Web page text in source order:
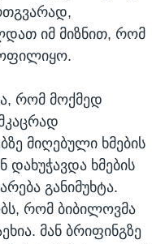
იმ მიზნით, რომ
რომ მოქმედ
მიღებული ხმების
ხმების
განიმუხტა.
რომ ბიბილოვმა
მან ბრიფინგზე